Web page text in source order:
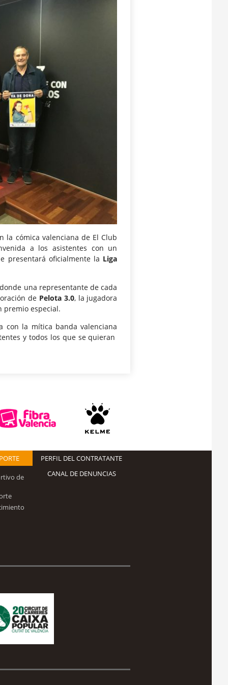
la cómica valenciana de El Club
a los asistentes con un
presentará oficialmente la Liga
una representante de cada
de Pelota 3.0, la jugadora
premio especial.
la mítica banda valenciana
y todos los que se quieran
de
PERFIL DEL CONTRATANTE
CANAL DE DENUNCIAS